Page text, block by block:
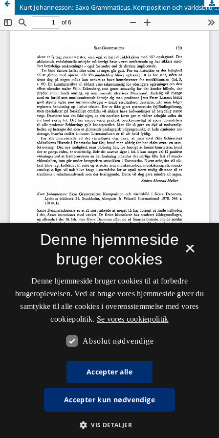
Kurt Johannesson: Saxo Grammaticus. Komposition och världsbild i Gesta Danorum. Lychnos bibliotek 31. Stockholm, Almquist & Wiksell International 1978. 348 s. 110 sv. kr.
×
Denne hjemmeside
bruger cookies
Denne hjemmeside bruger cookies til at forbedre
brugeroplevelsen. Ved at bruge vores hjemmeside giver du
samtykke til alle cookies i overensstemmelse med vores
cookiepolitik. Se vores cookiepolitik
Absolut nødvendige
Accepter alle
Accepter kun nødvendige
VIS DETALJER